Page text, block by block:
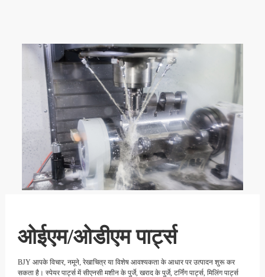
ओईएम/ओडीएम पार्ट्स
BJY आपके विचार, नमूने, रेखाचित्र या विशेष आवश्यकता के आधार पर उत्पादन शुरू कर
सकता है। स्पेयर पार्ट्स में सीएनसी मशीन के पुर्जे, खराद के पुर्जे, टर्निंग पार्ट्स, मिलिंग पार्ट्स